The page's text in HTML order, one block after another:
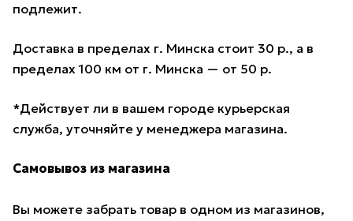
подлежит.
Доставка в пределах г. Минска стоит 30 р., а в
пределах 100 км от г. Минска — от 50 р.
*Действует ли в вашем городе курьерская
служба, уточняйте у менеджера магазина.
Самовывоз из магазина
Вы можете забрать товар в одном из магазинов,